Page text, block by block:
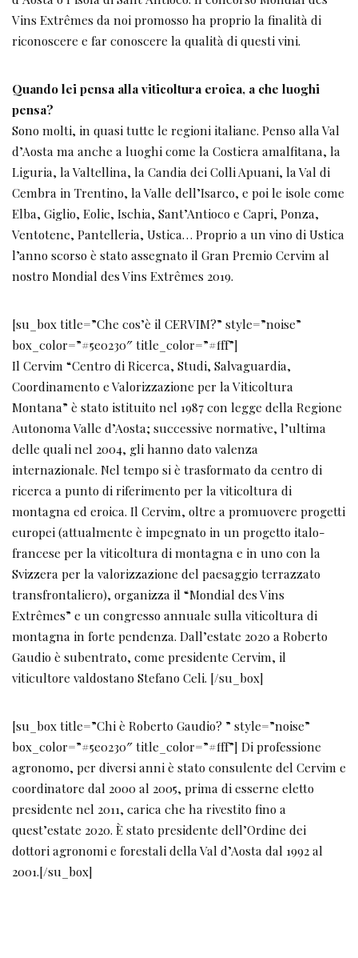
Vins Extrêmes da noi promosso ha proprio la finalità di
riconoscere e far conoscere la qualità di questi vini.
Quando lei pensa alla viticoltura eroica, a che luoghi
pensa?
Sono molti, in quasi tutte le regioni italiane. Penso alla Val
d’Aosta ma anche a luoghi come la Costiera amalfitana, la
Liguria, la Valtellina, la Candia dei Colli Apuani, la Val di
Cembra in Trentino, la Valle dell’Isarco, e poi le isole come
Elba, Giglio, Eolie, Ischia, Sant’Antioco e Capri, Ponza,
Ventotene, Pantelleria, Ustica… Proprio a un vino di Ustica
l’anno scorso è stato assegnato il Gran Premio Cervim al
nostro Mondial des Vins Extrêmes 2019.
[su_box title=”Che cos’è il CERVIM?” style=”noise”
box_color=”#5e0230″ title_color=”#fff”]
Il Cervim “Centro di Ricerca, Studi, Salvaguardia,
Coordinamento e Valorizzazione per la Viticoltura
Montana” è stato istituito nel 1987 con legge della Regione
Autonoma Valle d’Aosta; successive normative, l’ultima
delle quali nel 2004, gli hanno dato valenza
internazionale. Nel tempo si è trasformato da centro di
ricerca a punto di riferimento per la viticoltura di
montagna ed eroica. Il Cervim, oltre a promuovere progetti
europei (attualmente è impegnato in un progetto italo-
francese per la viticoltura di montagna e in uno con la
Svizzera per la valorizzazione del paesaggio terrazzato
transfrontaliero), organizza il “Mondial des Vins
Extrêmes” e un congresso annuale sulla viticoltura di
montagna in forte pendenza. Dall’estate 2020 a Roberto
Gaudio è subentrato, come presidente Cervim, il
viticultore valdostano Stefano Celi. [/su_box]
[su_box title=”Chi è Roberto Gaudio? ” style=”noise”
box_color=”#5e0230″ title_color=”#fff”] Di professione
agronomo, per diversi anni è stato consulente del Cervim e
coordinatore dal 2000 al 2005, prima di esserne eletto
presidente nel 2011, carica che ha rivestito fino a
quest’estate 2020. È stato presidente dell’Ordine dei
dottori agronomi e forestali della Val d’Aosta dal 1992 al
2001.[/su_box]